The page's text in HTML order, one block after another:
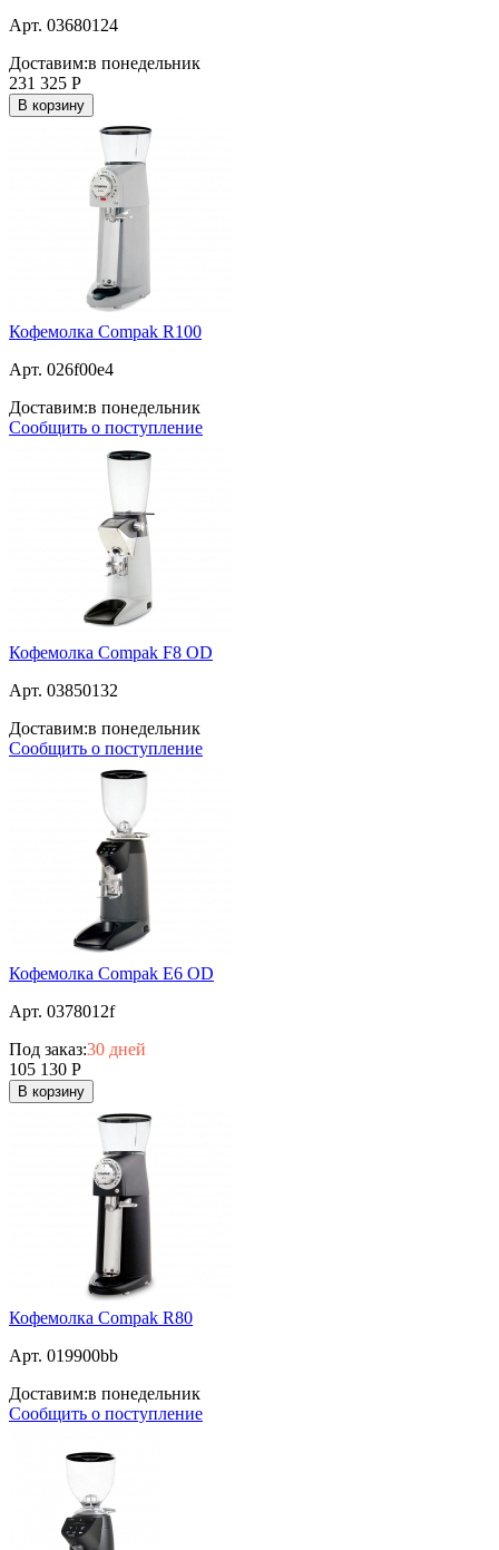
Арт. 03680124
Доставим:в понедельник
231 325 Р
В корзину
Кофемолка Compak R100
Арт. 026f00e4
Доставим:в понедельник
Сообщить о поступление
Кофемолка Compak F8 OD
Арт. 03850132
Доставим:в понедельник
Сообщить о поступление
Кофемолка Compak E6 OD
Арт. 0378012f
Под заказ:30 дней
105 130 Р
В корзину
Кофемолка Compak R80
Арт. 019900bb
Доставим:в понедельник
Сообщить о поступление